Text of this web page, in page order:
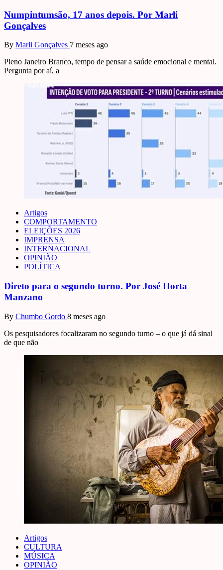
Numpintumsão, 17 anos depois. Por Marli
Gonçalves
By Marli Gonçalves 7 meses ago
Pleno Janeiro Branco, tempo de pensar a saúde emocional e mental.
Pergunta por aí, a
Artigos
COMPORTAMENTO
ELEIÇÕES 2026
IMPRENSA
INTERNACIONAL
OPINIÃO
POLÍTICA
Direto para o segundo turno. Por José Horta
Manzano
By Chumbo Gordo 8 meses ago
Os pesquisadores focalizaram no segundo turno – o que já dá sinal
de que não
Artigos
CULTURA
MÚSICA
OPINIÃO